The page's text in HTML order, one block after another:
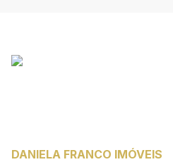
DANIELA FRANCO IMÓVEIS